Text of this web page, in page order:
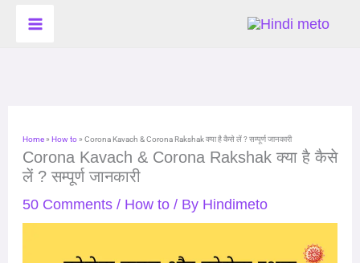
Home» How to» Corona Kavach & Corona Rakshak क्या है कैसे लें ? सम्पूर्ण जानकारी
Corona Kavach & Corona Rakshak क्या है कैसे
लें ? सम्पूर्ण जानकारी
50 Comments / How to/ By Hindimeto